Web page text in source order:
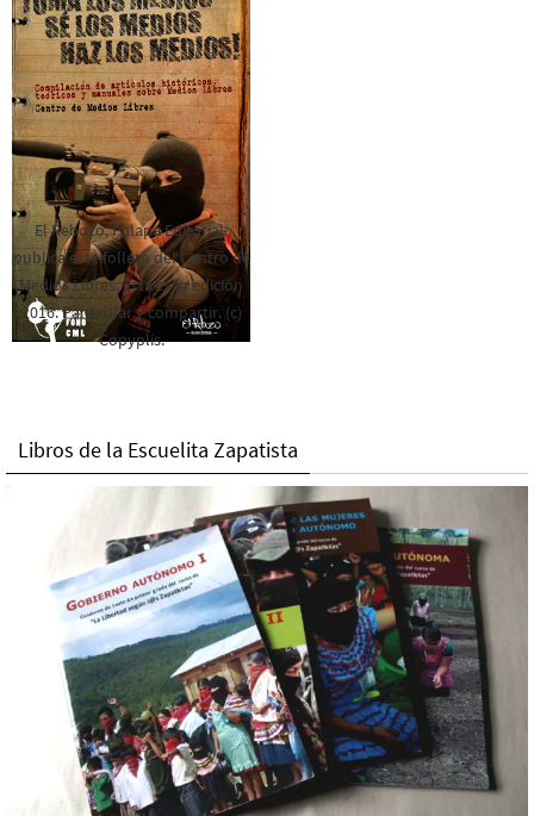
El Rebozo, Palapa Editorial,
publica este folleto del Centro de
Medios Libres. Esta es la edición
2016. Para rolar y compartir. (c)
Copyplis.
Libros de la Escuelita Zapatista